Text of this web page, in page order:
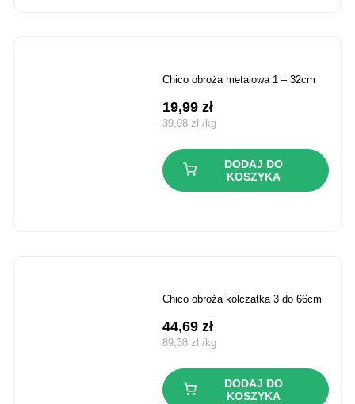
chico obroża metalowa 1 – 32cm
19,99zł
39,98 zł /kg
DODAJ DO
KOSZYKA
chico obroża kolczatka 3 do 66cm
44,69zł
89,38 zł /kg
DODAJ DO
KOSZYKA